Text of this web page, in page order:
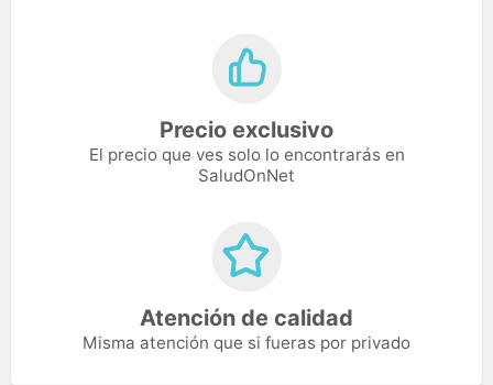
Precio exclusivo
El precio que ves solo lo encontrarás en
SaludOnNet
Atención de calidad
Misma atención que si fueras por privado